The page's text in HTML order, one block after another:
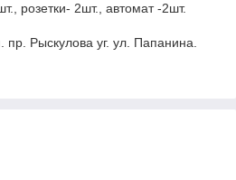
розетки- 2шт., автомат -2шт.
пр. Рыскулова уг. ул. Папанина.